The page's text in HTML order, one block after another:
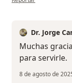
Dr. Jorge
Muchas
para servirle.
8 de agosto de